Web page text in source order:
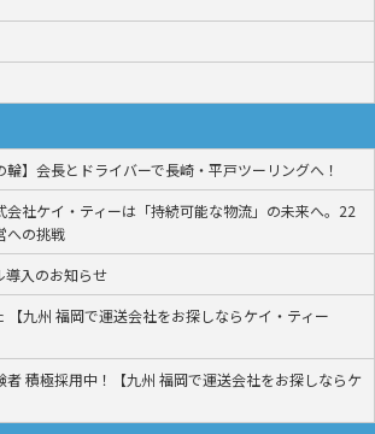
輪】会長とドライバーで長崎・平戸ツーリングへ！
会社ケイ・ティーは「持続可能な物流」の未来へ。22
への挑戦
導入のお知らせ
【九州 福岡で運送会社をお探しならケイ・ティー
者 積極採用中！【九州 福岡で運送会社をお探しならケ